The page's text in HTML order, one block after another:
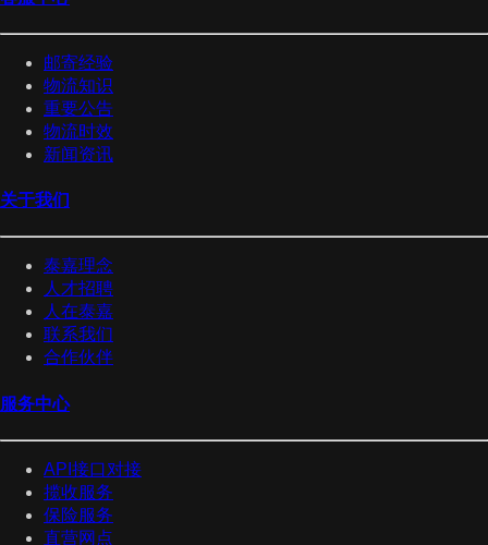
邮寄经验
物流知识
重要公告
物流时效
新闻资讯
关于我们
泰嘉理念
人才招聘
人在泰嘉
联系我们
合作伙伴
服务中心
API接口对接
揽收服务
保险服务
直营网点